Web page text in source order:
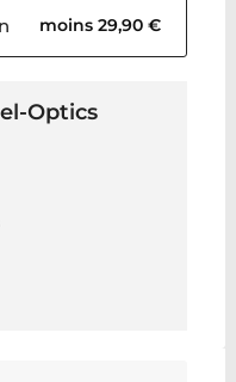
moins 29,90 €
Optics